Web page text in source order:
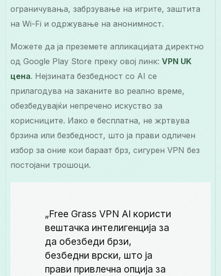
ограничувања, забрзување на игрите, заштита
на Wi-Fi и одржување на анонимност.
Можете да ја преземете апликацијата директно
од Google Play Store преку овој линк:VPN UK
цена. Нејзината безбедност со AI се
прилагодува на заканите во реално време,
обезбедувајќи непречено искуство за
корисниците. Иако е бесплатна, не жртвува
брзина или безбедност, што ја прави одличен
избор за оние кои бараат брз, сигурен VPN без
постојани трошоци.
„Free Grass VPN AI користи
вештачка интелигенција за
да обезбеди брзи,
безбедни врски, што ја
прави привлечна опција за